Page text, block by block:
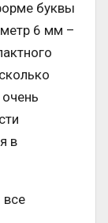
буквы
6 мм –
в
все